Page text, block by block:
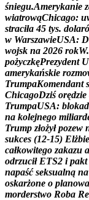
śniegu.Amerykanie z
wiatrowąChicago: u
straciła 45 tys. dolaró
w WarszawieUSA: D
wojsk na 2026 rokW.
pożyczkęPrezydent U
amerykańskie rozmo
TrumpaKomendant s
ChicagoDziś orędzie
TrumpaUSA: blokad
na kolejnego miliard
Trump złożył pozew
sukces (12-15) Elżbie
całkowitego zakazu a
odrzucił ETS2 i pakt
napaść seksualną na
oskarżone o planowa
morderstwo Roba Re